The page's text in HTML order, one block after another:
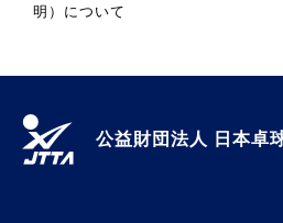
明）について
公益財団法人 日本卓